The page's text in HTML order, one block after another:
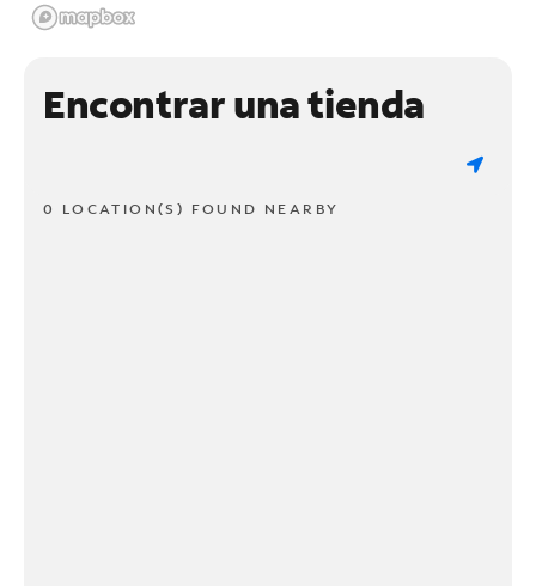
Encontrar una tienda
0 LOCATION(S) FOUND NEARBY